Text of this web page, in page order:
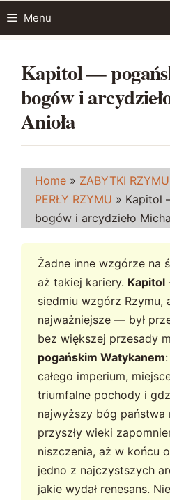
Menu
Kapitol —
bogów i
Anioła
Home » ZABYTKI
PERŁY RZYMU » Kapitol
bogów i arcydzieło
Żadne inne wzgórze na
aż takiej kariery. Kapitol
siedmiu wzgórz Rzymu,
najważniejsze — był
bez większej przesady
pogańskim Watykanem
całego imperium,
triumfalne pochody i
najwyższy bóg państwa
przyszły wieki
niszczenia, aż w końcu
jedno z najczystszych
jakie wydał renesans.